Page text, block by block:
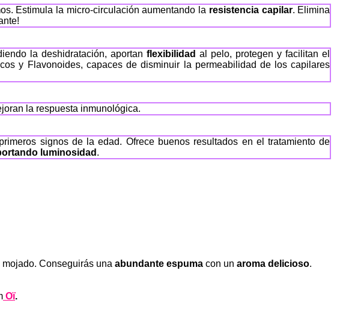
Estimula la micro-circulación aumentando la resistencia capilar. Elimina
la deshidratación, aportanflexibilidad al pelo, protegen y facilitan el
y Flavonoides, capaces de disminuir la permeabilidad de los capilares
la respuesta inmunológica.
signos de la edad. Ofrece buenos resultados en el tratamiento de
luminosidad .
Conseguirás una abundante espuma con un aroma delicioso.
Oï.